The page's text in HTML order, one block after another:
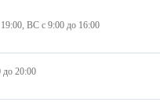
ВС с 9:00 до 16:00
до 20:00